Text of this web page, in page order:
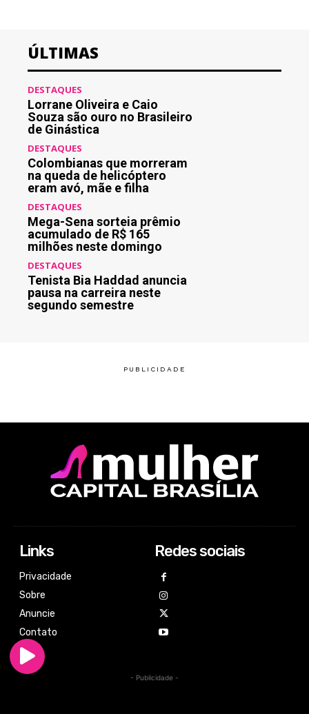
ÚLTIMAS
DESTAQUES
Lorrane Oliveira e Caio
Souza são ouro no Brasileiro
de Ginástica
DESTAQUES
Colombianas que morreram
na queda de helicóptero
eram avó, mãe e filha
DESTAQUES
Mega-Sena sorteia prêmio
acumulado de R$ 165
milhões neste domingo
DESTAQUES
Tenista Bia Haddad anuncia
pausa na carreira neste
segundo semestre
Links
Privacidade
Sobre
Anuncie
Contato
Redes sociais
- Publicidade -